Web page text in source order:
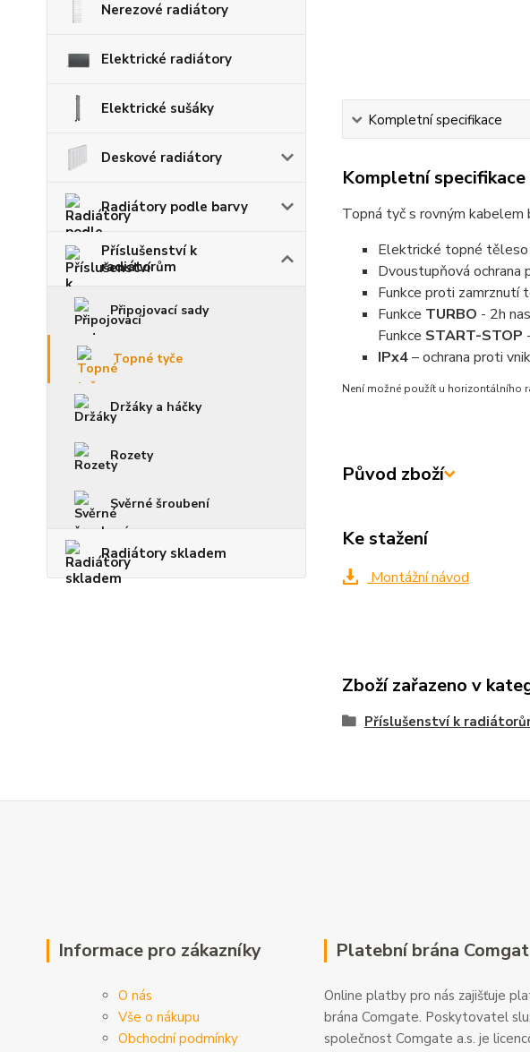
Nerezové radiátory
Elektrické radiátory
Elektrické sušáky
Deskové radiátory
Radiátory podle barvy
Příslušenství k
radiátorům
Připojovací sady
Topné tyče
Držáky a háčky
Rozety
Svěrné šroubení
Radiátory skladem
Kompletní specifikace
Kompletní specifikace
Topná tyč s rovným kabelem
Elektrické topné
Dvoustupňová ochrana
Funkce proti zamrznutí
Funkce TURBO - 2h
Funkce START-STOP
IPx4– ochrana proti
Není možné použít u horizontálního
Původ zboží
Ke stažení
Montážní návod
Zboží zařazeno v
Příslušenství k
Informace pro zákazníky
O nás
Vše o nákupu
Obchodní podmínky
Platební brána
Online platby pro nás zajišťuje
brána Comgate. Poskytovatel
společnost Comgate a.s. je